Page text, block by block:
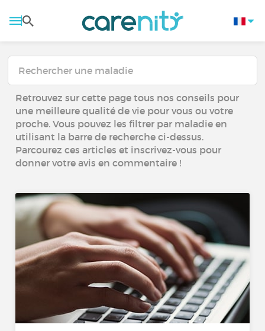
Retrouvez sur cette page tous nos conseils pour
une meilleure qualité de vie pour vous ou votre
proche. Vous pouvez les filtrer par maladie en
utilisant la barre de recherche ci-dessus.
Parcourez ces articles et inscrivez-vous pour
donner votre avis en commentaire !